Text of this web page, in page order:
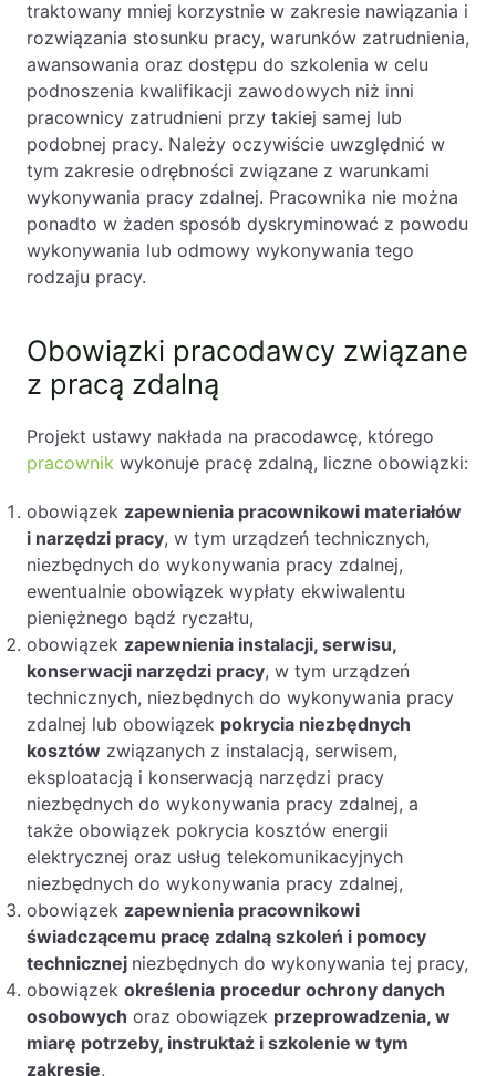
traktowany mniej korzystnie w zakresie nawiązania i
rozwiązania stosunku pracy, warunków zatrudnienia,
awansowania oraz dostępu do szkolenia w celu
podnoszenia kwalifikacji zawodowych niż inni
pracownicy zatrudnieni przy takiej samej lub
podobnej pracy. Należy oczywiście uwzględnić w
tym zakresie odrębności związane z warunkami
wykonywania pracy zdalnej. Pracownika nie można
ponadto w żaden sposób dyskryminować z powodu
wykonywania lub odmowy wykonywania tego
rodzaju pracy.
Obowiązki pracodawcy związane
z pracą zdalną
Projekt ustawy nakłada na pracodawcę, którego
pracownik wykonuje pracę zdalną, liczne obowiązki:
obowiązek zapewnienia pracownikowi materiałów
i narzędzi pracy, w tym urządzeń technicznych,
niezbędnych do wykonywania pracy zdalnej,
ewentualnie obowiązek wypłaty ekwiwalentu
pieniężnego bądź ryczałtu,
obowiązek zapewnienia instalacji, serwisu,
konserwacji narzędzi pracy, w tym urządzeń
technicznych, niezbędnych do wykonywania pracy
zdalnej lub obowiązek pokrycia niezbędnych
kosztów związanych z instalacją, serwisem,
eksploatacją i konserwacją narzędzi pracy
niezbędnych do wykonywania pracy zdalnej, a
także obowiązek pokrycia kosztów energii
elektrycznej oraz usług telekomunikacyjnych
niezbędnych do wykonywania pracy zdalnej,
obowiązek zapewnienia pracownikowi
świadczącemu pracę zdalną szkoleń i pomocy
technicznej niezbędnych do wykonywania tej pracy,
obowiązek określenia procedur ochrony danych
osobowych oraz obowiązek przeprowadzenia, w
miarę potrzeby, instruktaż i szkolenie w tym
zakresie,